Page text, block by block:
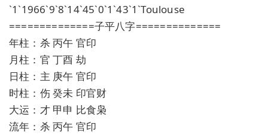
`1`1966`9`8`14`45`0`1`43`1`Toulouse
==============子平八字==============
年柱：杀 丙午 官印
月柱：官 丁酉 劫
日柱：主 庚午 官印
时柱：伤 癸未 印官财
大运：才 甲申 比食枭
流年：杀 丙午 官印